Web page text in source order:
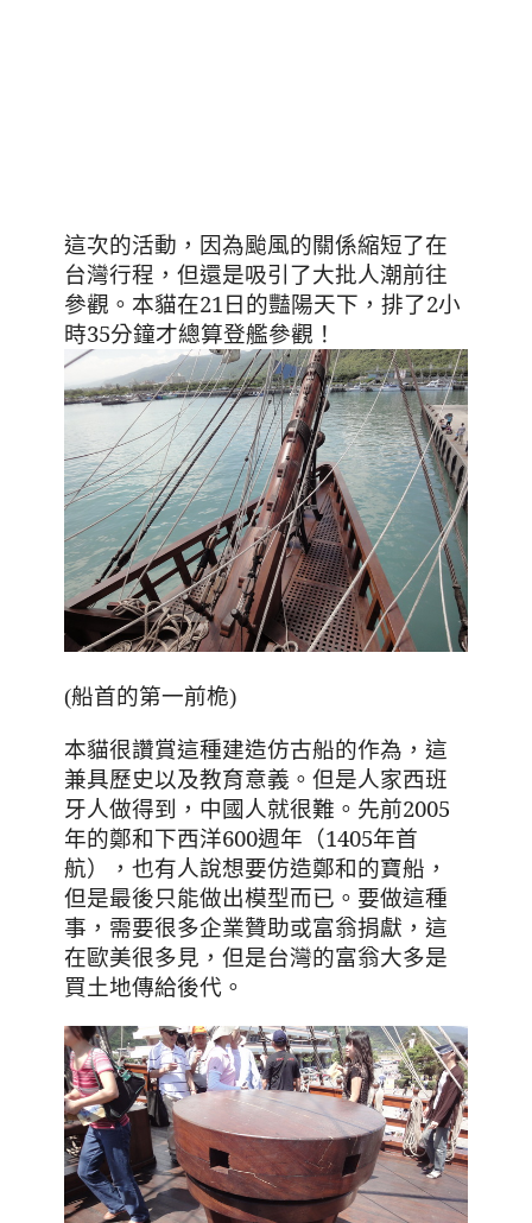
這次的活動 ，因為颱風的關係縮短了在
台灣行程，但還是吸引了大批人潮前往
參觀。本貓在21日的豔陽天下，排了2小
時35分鐘才總算登艦參觀！
(船首的第一前桅)
本貓很讚賞這種建造仿古船的作為 ，這
兼具歷史以及教育意義。但是人家西班
牙人做得到 ，中國人就很難。先前2005
年的鄭和下西洋600週年（1405年首
航） ，也有人說想要仿造鄭和的寶船 ，
但是最後只能做出模型而已。要做這種
事 ，需要很多企業贊助或富翁捐獻 ，這
在歐美很多見 ，但是台灣的富翁大多是
買土地傳給後代。